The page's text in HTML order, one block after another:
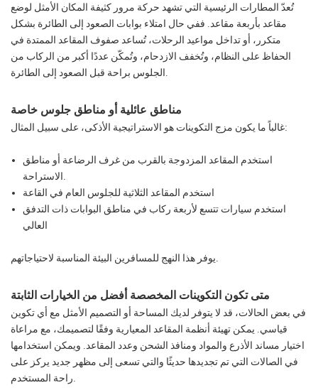
تُعدّ المطارات الرئيسية التي تشهد حركة مرور كثيفة المكان الأمثل لوضع
مقاعد بأربعة مقاعد. ففي حال امتلاء بوابات الصعود إلى الطائرة بشكل
متكرر، أو تداخل مواعيد الرحلات، تُساعد صفوف المقاعد الممتدة في
الحفاظ على النظام، وتُخفف الازدحام، وتُمكّن عددًا أكبر من الركاب من
مناطق عائلية أو مناطق جلوس خاصة
غالباً ما يكون مزج التكوينات هو الاستراتيجية الأذكى، على سبيل المثال:
استخدم المقاعد المزدوجة بالقرب من غرف الرضاعة أو مناطق
استخدم المقاعد الثلاثية للجلوس العام في القاعة
استخدم سيارات تتسع لأربعة ركاب في مناطق البوابات ذات التدفق
العالي
متى تكون التكوينات المخصصة أفضل من الخيارات الثابتة
في بعض الحالات، قد لا يتوفر لديك المساحة أو التصميم الأمثل مع أي تكوين
قياسي. يمكن تهيئة أنظمة المقاعد المعيارية وفقًا لتصميمك، مع مراعاة
اختيار مساند الأذرع والمواد ومنافذ الشحن وعدد المقاعد. ويمكن استخدامها
في الصالات التي تم تجديدها حديثًا والتي تسعى إلى مظهر جديد يركز على